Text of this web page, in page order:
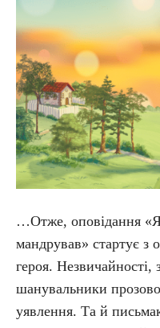
…Отже, оповідання
мандрував» стартує з
героя.
шанувальники
уявлення. Та й